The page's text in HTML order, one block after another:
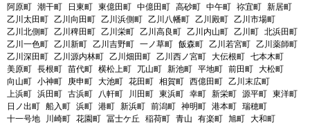
阿原町 潮干町 日東町 東億田町 中億田町 高砂町 中午町 祢宜町 新居町
乙川太田町 乙川向田町 乙川浜側町 乙川八幡町 乙川殿町 乙川市場町
乙川北側町 乙川稗田町 乙川栄町 乙川高良町 乙川内山町 乙川町 北浜田町
乙川一色町 乙川新町 乙川吉野町 一ノ草町 飯森町 乙川若宮町 乙川薬師町
乙川深田町 乙川源内林町 乙川畑田町 乙川西ノ宮町 大伝根町 七本木町
美原町 長根町 苗代町 横松上町 兀山町 新池町 平地町 前田町 大松町
向山町 小神町 庚申町 大池町 花田町 相賀町 西億田町 乙川末広町
上浜町 浜田町 古浜町 八軒町 川田町 東浜町 幸町 新栄町 源平町 東洋町
日ノ出町 船入町 浜町 港町 新浜町 前潟町 神明町 港本町 瑞穂町
十一号地
川崎町 花園町 冨士ケ丘 稲荷町 青山 有楽町 旭町 大和町